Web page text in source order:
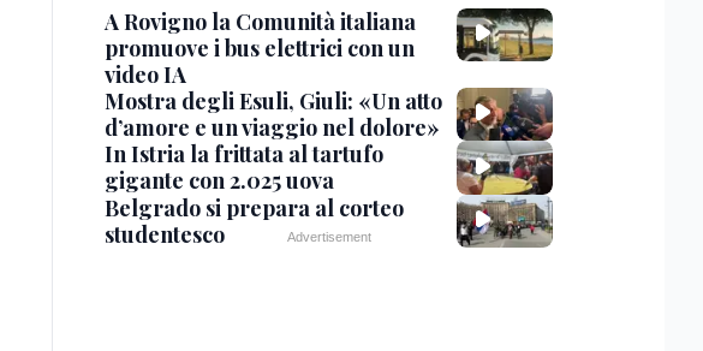
A Rovigno la Comunità italiana
promuove i bus elettrici con un
video IA
Mostra degli Esuli, Giuli: «Un atto
d’amore e un viaggio nel dolore»
In Istria la frittata al tartufo
gigante con 2.025 uova
Belgrado si prepara al corteo
studentesco